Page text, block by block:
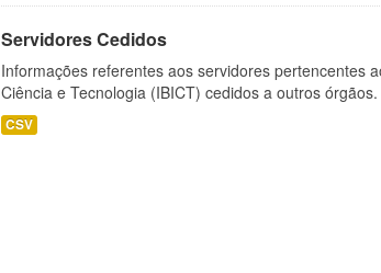
Servidores Cedidos
Informações referentes aos servidores pertencentes
Ciência e Tecnologia (IBICT) cedidos a outros órgãos.
CSV